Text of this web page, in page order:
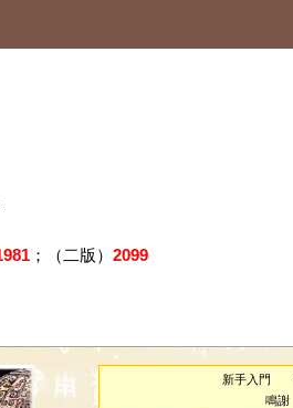
；（二版） 2099
新手入門
鳴謝